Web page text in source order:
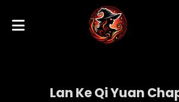
Lan Ke Qi Yuan